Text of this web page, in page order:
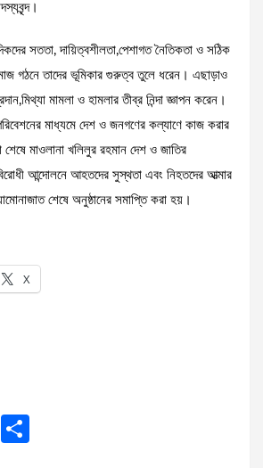
সততা, দায়িত্বশীলতা,পেশাগত নৈতিকতা ও সঠিক
গঠনে তাদের ভূমিকার গুরুত্ব তুলে ধরেন। এছাড়াও
মামলা ও হামলার তীব্র নিন্দা জ্ঞাপন করেন।
মাধ্যমে দেশ ও জনগণের কল্যাণে কাজ করার
মাওলানা খলিলুর রহমান দেশ ও জাতির
আন্দোলনে আহতদের সুস্থতা এবং নিহতদের আত্মার
শেষে অনুষ্ঠানের সমাপ্তি করা হয়।
X
W